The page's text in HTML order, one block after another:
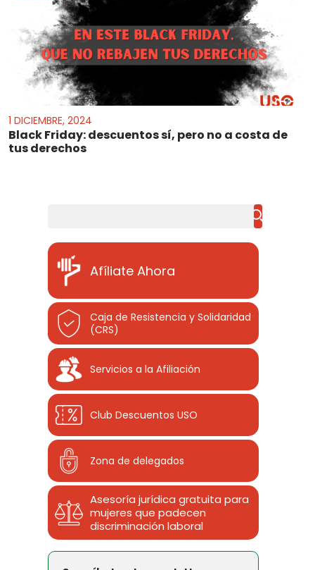
1 DICIEMBRE, 2024
Black Friday: descuentos sí, pero no a costa de
tus derechos
Afíliate Ahora
Caja de Resistencia y Solidaridad
(CRS)
Servicios a la Afiliación
Club Descuentos USO
Zona de delegados
Asesoría jurídica gratuita para
mujeres que padecen
discriminación laboral